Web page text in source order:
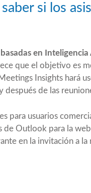
si los
en
que el objetivo es
Insights hará
de las
para usuarios
Outlook para la
en la invitación a la